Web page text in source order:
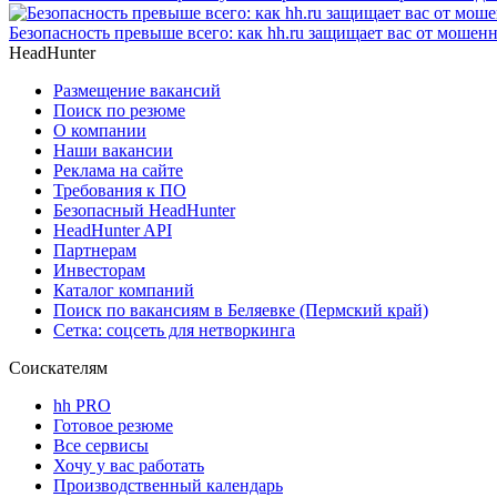
Безопасность превыше всего: как hh.ru защищает вас от
HeadHunter
Размещение вакансий
Поиск по резюме
О компании
Наши вакансии
Реклама на сайте
Требования к ПО
Безопасный HeadHunter
HeadHunter API
Партнерам
Инвесторам
Каталог компаний
Поиск по вакансиям в Беляевке (Пермский край)
Сетка: соцсеть для нетворкинга
Соискателям
hh PRO
Готовое резюме
Все сервисы
Хочу у вас работать
Производственный календарь